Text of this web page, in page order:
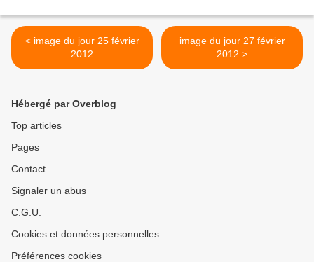
< image du jour 25 février
2012
image du jour 27 février
2012 >
Hébergé par Overblog
Top articles
Pages
Contact
Signaler un abus
C.G.U.
Cookies et données personnelles
Préférences cookies